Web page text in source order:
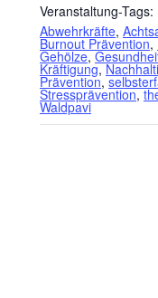
Veranstaltung-Tags:
Abwehrkräfte,
Burnout Prävention,
Gehölze,
Kräftigung,
Prävention,
Stressprävention,
Waldpavi